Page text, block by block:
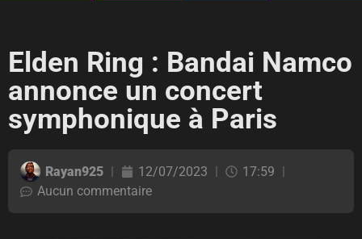
Elden Ring : Bandai Namco
annonce un concert
symphonique à Paris
Rayan925 12/07/2023
17:59
Aucun commentaire